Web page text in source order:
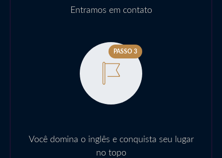
Entramos em contato
PASSO 3
Você domina o inglês e conquista seu lugar
no topo